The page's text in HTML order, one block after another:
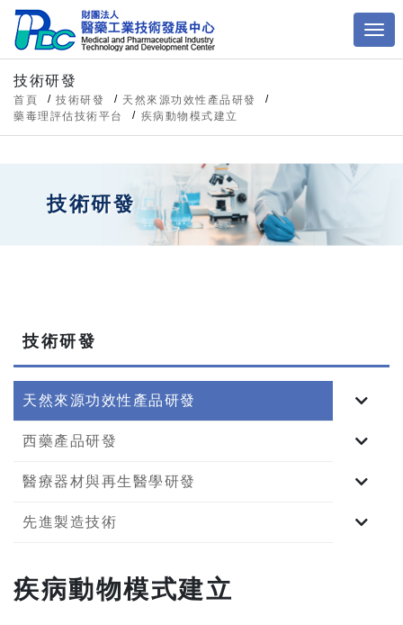
技術研發
首頁 技術研發
天然來源功效性產品研發
藥毒理評估技術平台
疾病動物模式建立
技術研發
技術研發
天然來源功效性產品研發
西藥產品研發
醫療器材與再生醫學研發
先進製造技術
疾病動物模式建立